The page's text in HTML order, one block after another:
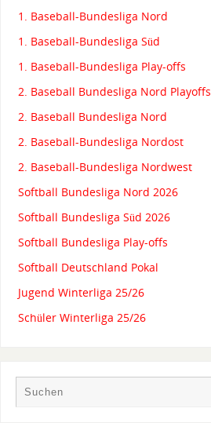
1. Baseball-Bundesliga Nord
1. Baseball-Bundesliga Süd
1. Baseball-Bundesliga Play-offs
2. Baseball Bundesliga Nord Playoffs
2. Baseball Bundesliga Nord
2. Baseball-Bundesliga Nordost
2. Baseball-Bundesliga Nordwest
Softball Bundesliga Nord 2026
Softball Bundesliga Süd 2026
Softball Bundesliga Play-offs
Softball Deutschland Pokal
Jugend Winterliga 25/26
Schüler Winterliga 25/26